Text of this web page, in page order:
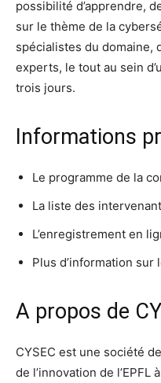
possibilité d’apprendre,
sur le thème de la
spécialistes du domaine,
experts, le tout au sein
trois jours.
Informations
Le programme de la
La liste des
L’enregistrement en
Plus d’information sur
A propos de
CYSEC est une société
de l’innovation de l’EPFL